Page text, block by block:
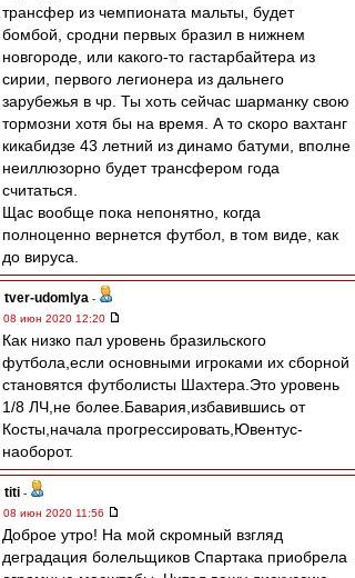
трансфер из чемпионата мальты, будет
бомбой, сродни первых бразил в нижнем
новгороде, или какого-то гастарбайтера из
сирии, первого легионера из дальнего
зарубежья в чр. Ты хоть сейчас шарманку свою
тормозни хотя бы на время. А то скоро вахтанг
кикабидзе 43 летний из динамо батуми, вполне
неиллюзорно будет трансфером года
считаться.
Щас вообще пока непонятно, когда
полноценно вернется футбол, в том виде, как
до вируса.
tver-udomlya -
08 июн 2020 12:20
Как низко пал уровень бразильского
футбола,если основными игроками их сборной
становятся футболисты Шахтера.Это уровень
1/8 ЛЧ,не более.Бавария,избавившись от
Косты,начала прогрессировать,Ювентус-
наоборот.
titi -
08 июн 2020 11:56
Доброе утро! На мой скромный взгляд
деградация болельщиков Спартака приобрела